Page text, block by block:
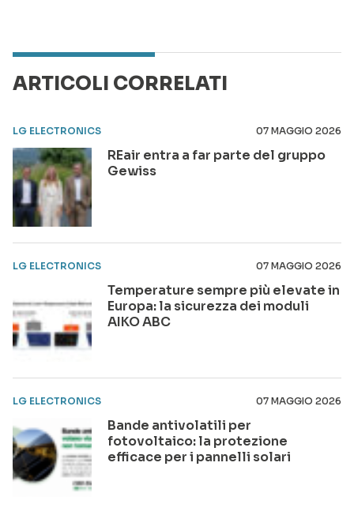
ARTICOLI CORRELATI
LG ELECTRONICS 07 MAGGIO 2026
REair entra a far parte del gruppo
Gewiss
LG ELECTRONICS 07 MAGGIO 2026
Temperature sempre più elevate in
Europa: la sicurezza dei moduli
AIKO ABC
LG ELECTRONICS 07 MAGGIO 2026
Bande antivolatili per
fotovoltaico: la protezione
efficace per i pannelli solari